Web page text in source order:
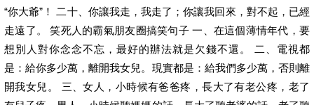
“你大爺”！ 二十、你讓我走，我走了；你讓我回來，對不起，已經
走遠了。 笑死人的霸氣朋友圈搞笑句子 一、在這個薄情年代，要
想別人對你念念不忘，最好的辦法就是欠錢不還。 二、電視都
是：給你多少萬，離開我女兒。現實都是：給我們多少萬，否則離
開我女兒。 三、女人，小時候有爸爸疼，長大了有老公疼，老了